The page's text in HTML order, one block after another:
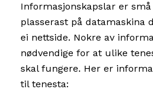
Informasjonskapslar er
plasserast på datamaskina
ei nettside. Nokre av
nødvendige for at ulike
skal fungere. Her er
til tenesta: